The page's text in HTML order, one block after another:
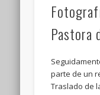
Pastora
parte de un
Traslado de